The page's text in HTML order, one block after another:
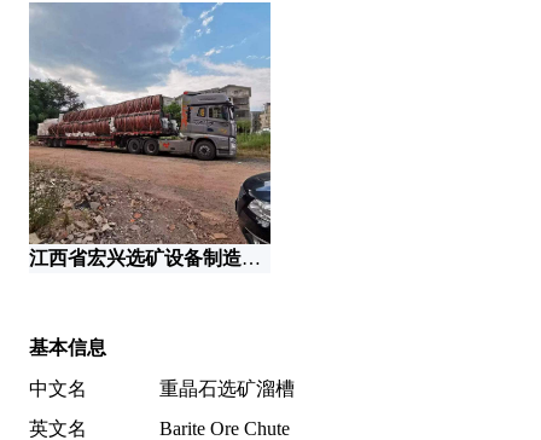
江西省宏兴选矿设备制造有限公司
基本信息
中文名
重晶石选矿溜槽
英文名
Barite Ore Chute